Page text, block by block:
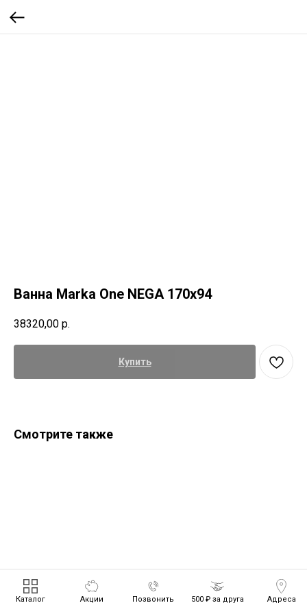
Ванна Marka One NEGA 170x94
38320,00 р.
Купить
Смотрите также
Каталог Акции Позвонить 500 ₽ за друга Адреса